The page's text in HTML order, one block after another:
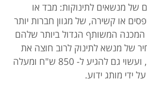
של מנשאים לתינוקות: מבד או
או קשירה, של מגוון חברות יותר
המכנה המשותף הגדול ביותר שלהם
של מנשא לתינוק לרוב חוצה את
רף ה- 300 ש"ח, ועשוי גם להגיע ל- 850 ש"ח ומעלה
ידי מותג ידוע.